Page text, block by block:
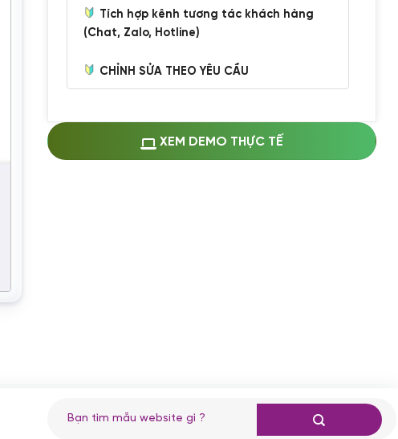
Tích hợp kênh tương tác khách hàng
(Chat, Zalo, Hotline)
CHỈNH SỬA THEO YÊU CẦU
Thay logo + thông tin doanh nghiệp
(+100.000 VND)
Cài đặt plugin theo yêu cầu
XEM DEMO THỰC TẾ
kiếm: